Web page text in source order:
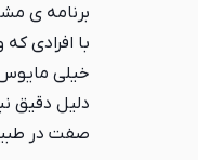
برنامه ی
با افرادی
خیلی مایوس
دلیل دقیق
صفت در